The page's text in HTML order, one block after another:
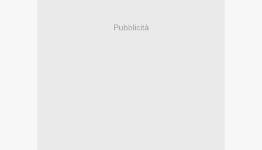
Pubblicità